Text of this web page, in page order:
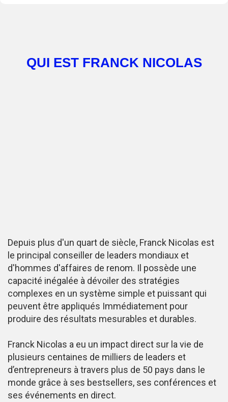
QUI EST FRANCK NICOLAS
Depuis plus d'un quart de siècle, Franck Nicolas est
le principal conseiller de leaders mondiaux et
d'hommes d'affaires de renom. Il possède une
capacité inégalée à dévoiler des stratégies
complexes en un système simple et puissant qui
peuvent être appliqués Immédiatement pour
produire des résultats mesurables et durables.
Franck Nicolas a eu un impact direct sur la vie de
plusieurs centaines de milliers de leaders et
d’entrepreneurs à travers plus de 50 pays dans le
monde grâce à ses bestsellers, ses conférences et
ses événements en direct.